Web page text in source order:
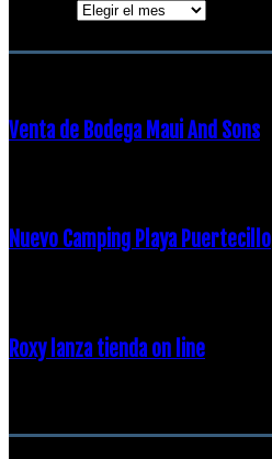
Venta de Bodega Maui And Sons
Nuevo Camping Playa Puertecillo
Roxy lanza tienda on line